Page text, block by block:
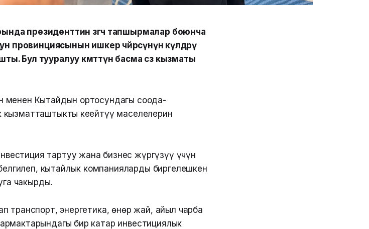
президенттин өзгөчө тапшырмалар боюнча
провинциясынын ишкер чөйрөсүнүн өкүлдөрү
Бул тууралуу өкмөттүн басма сөз кызматы
менен Кытайдын ортосундагы соода-
кеңейтүү маселелерин
тартуу жана бизнес жүргүзүү үчүн
кытайлык компанияларды биргелешкен
чакырды.
транспорт, энергетика, өнөр жай, айыл чарба
бир катар инвестициялык